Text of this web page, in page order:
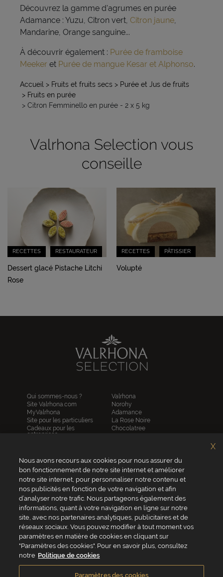
Découvrez la gamme d'agrumes en purée
Adamance : Yuzu, Citron vert, Citron jaune,
Mandarine, Orange sanguine...
À découvrir également : Purée de framboise
Meeker et Purée de mangue Kesar et Alphonso.
Accueil > Fruits et fruits secs > Purée et Jus de fruits
> Fruits en purée
> Citron Femminello en purée - 2 x 5 kg
Valrhona Selection vous
conseille
RECETTES RESTAURATEUR
Dessert glacé Pistache Litchi
Rose
RECETTES PÂTISSIER
Volupté
Qui sommes-nous ?
Site Valrhona.com
MyValrhona
Site pour les particuliers
Cadeaux pour les
entreprises
Contactez-nous
Valrhona
Norohy
Adamance
La Rose Noire
Chocolatree
Republica del cacao
Service client
04 75 07 51 51
Du lundi au jeudi : 8h - 18h
Le vendredi : 8h - 17h
VALRHONA FRANCE - ZA Les Fleurons - 315 Allée des Bergerons -
Nous avons recours aux cookies pour nous assurer du
bon fonctionnement de notre site internet et améliorer
notre site internet, pour personnaliser notre contenu et
nos publicités en fonction de votre navigation et afin
d’analyser notre trafic. Nous partageons également des
informations, quant à votre navigation en ligne sur notre
site, avec nos partenaires analytiques, publicitaires et de
réseaux sociaux. Vous pouvez modifier à tout moment vos
paramètres en matière de cookies en cliquant sur
"Paramètres des cookies". Pour en savoir plus, consultez
notre Politique de cookies
Paramètres des cookies
X